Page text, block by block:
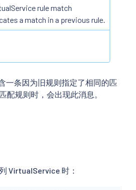
rule match
a match in a previous rule.
一条因为旧规则指定了相同的匹
配规则时，会出现此消息。
VirtualService 时：